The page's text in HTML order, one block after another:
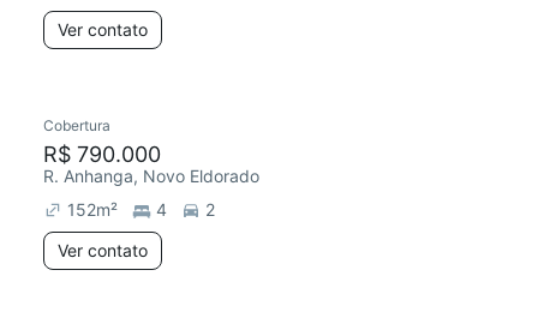
Ver contato
Cobertura
R$ 790.000
R. Anhanga, Novo Eldorado
152m² 4
2
Ver contato